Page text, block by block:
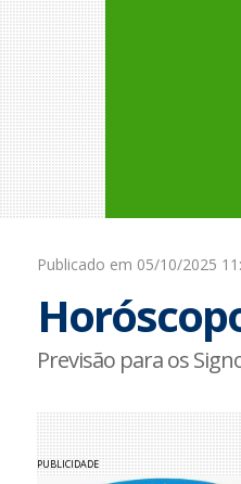
Publicado em 05/10/2025
Previsão para os
PUBLICIDADE